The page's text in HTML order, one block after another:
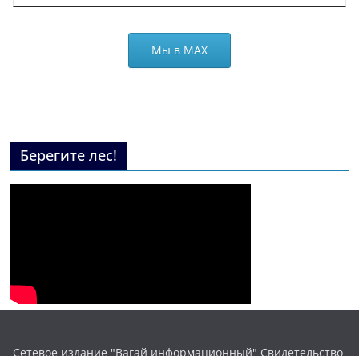
Мы в МАХ
Берегите лес!
Сетевое издание "Вагай информационный" Свидетельство